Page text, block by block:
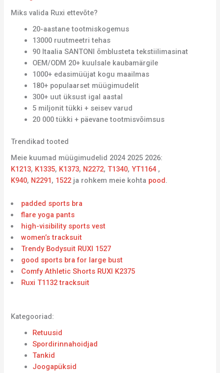
Miks valida Ruxi ettevõte?
20-aastane tootmiskogemus
13000 ruutmeetri tehas
90 Itaalia SANTONI õmblusteta tekstiilimasinat
OEM/ODM 20+ kuulsale kaubamärgile
1000+ edasimüüjat kogu maailmas
180+ populaarset müügimudelit
300+ uut üksust igal aastal
5 miljonit tükki + seisev varud
20 000 tükki + päevane tootmisvõimsus
Trendikad tooted
Meie kuumad müügimudelid 2024 2025 2026:
K1213, K1335, K1373, N2272,T1340,YT1164 ,
K940, N2291, 1522 ja rohkem meie kohta pood.
padded sports bra
flare yoga pants
high-visibility sports vest
women’s tracksuit
Trendy Bodysuit RUXI 1527
good sports bra for large bust
Comfy Athletic Shorts RUXI K2375
Ruxi T1132 tracksuit
Kategooriad:
Retuusid
Spordirinnahoidjad
Tankid
Joogapüksid